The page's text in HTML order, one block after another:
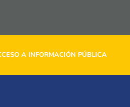
A INFORMACIÓN PÚBLICA